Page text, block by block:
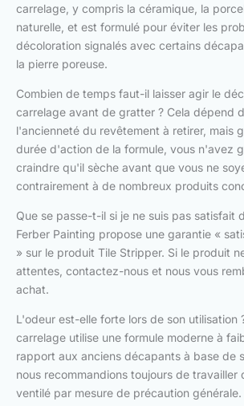
carrelage, y compris la céramique, la
naturelle, et est formulé pour éviter les
décoloration signalés avec certains
la pierre poreuse.
Combien de temps faut-il laisser agir le
carrelage avant de gratter ? Cela dépend
l'ancienneté du revêtement à retirer, mais
durée d'action de la formule, vous n'avez
craindre qu'il sèche avant que vous ne
contrairement à de nombreux produits
Que se passe-t-il si je ne suis pas satisfait
Ferber Painting propose une garantie «
» sur le produit Tile Stripper. Si le produit
attentes, contactez-nous et nous vous
achat.
L'odeur est-elle forte lors de son utilisation
carrelage utilise une formule moderne à
rapport aux anciens décapants à base de
nous recommandions toujours de travailler
ventilé par mesure de précaution générale.